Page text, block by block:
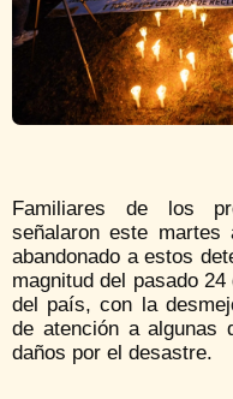
Familiares de los
señalaron este
abandonado a estos
magnitud del pasado
del país, con la
de atención a algunas
daños por el desastre.